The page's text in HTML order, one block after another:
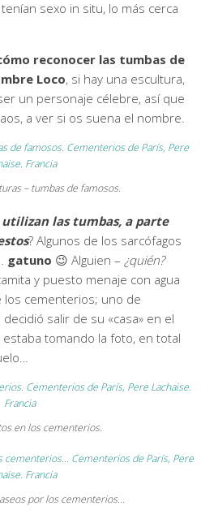
sexo in situ, lo más cerca
reconocer las tumbas de
Loco, si hay una escultura,
un personaje célebre, así que
a ver si os suena el nombre.
– tumbas de famosos.
utilizan las tumbas, a parte
? Algunos de los sarcófagos
gatuno 😉 Alguien – ¿quién?
y puesto menaje con agua
los cementerios; uno de
salir de su «casa» en el
tomando la foto, en total
en los cementerios.
por los cementerios…